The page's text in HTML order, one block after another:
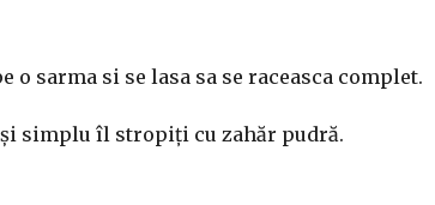
o sarma si se lasa sa se raceasca complet.
simplu îl stropiți cu zahăr pudră.